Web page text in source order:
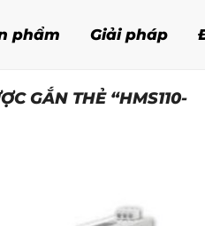
phẩm Giải pháp
GẮN THẺ “HMS110-